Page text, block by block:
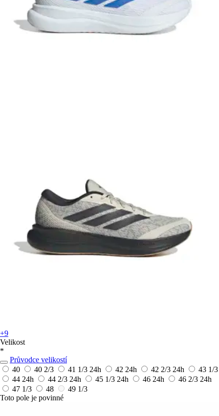
+9
Velikost
*
Průvodce velikostí
40
40 2/3 41 1/3 24h 42 24h 42 2/3 24h
43 1/3
44 24h 44 2/3 24h 45 1/3 24h 46 24h 46 2/3 24h
47 1/3
48
49 1/3
Toto pole je povinné